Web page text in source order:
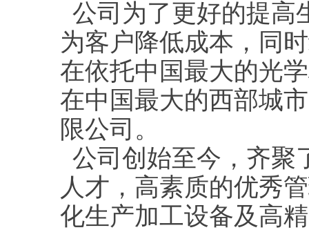
公司为了更好的提高
为客户降低成本，同
在依托中国最大的光
在中国最大的西部城
限公司。
公司创始至今，齐聚
人才，高素质的优秀
化生产加工设备及高